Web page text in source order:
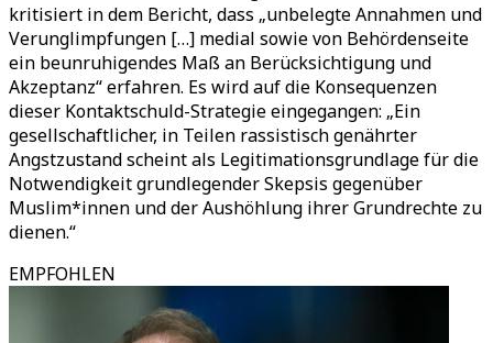
kritisiert in dem Bericht, dass „unbelegte Annahmen und
Verunglimpfungen […] medial sowie von Behördenseite
ein beunruhigendes Maß an Berücksichtigung und
Akzeptanz“ erfahren. Es wird auf die Konsequenzen
dieser Kontaktschuld-Strategie eingegangen: „Ein
gesellschaftlicher, in Teilen rassistisch genährter
Angstzustand scheint als Legitimationsgrundlage für die
Notwendigkeit grundlegender Skepsis gegenüber
Muslim*innen und der Aushöhlung ihrer Grundrechte zu
dienen.“
EMPFOHLEN